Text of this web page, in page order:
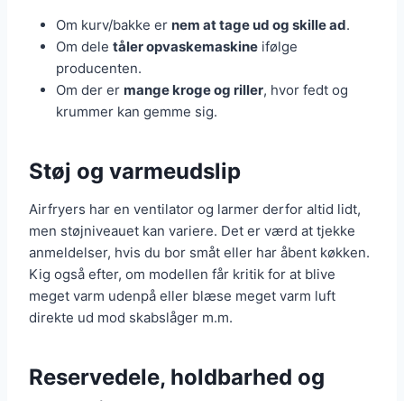
Om kurv/bakke er nem at tage ud og skille ad.
Om dele tåler opvaskemaskine ifølge
producenten.
Om der er mange kroge og riller, hvor fedt og
krummer kan gemme sig.
Støj og varmeudslip
Airfryers har en ventilator og larmer derfor altid lidt,
men støjniveauet kan variere. Det er værd at tjekke
anmeldelser, hvis du bor småt eller har åbent køkken.
Kig også efter, om modellen får kritik for at blive
meget varm udenpå eller blæse meget varm luft
direkte ud mod skabslåger m.m.
Reservedele, holdbarhed og